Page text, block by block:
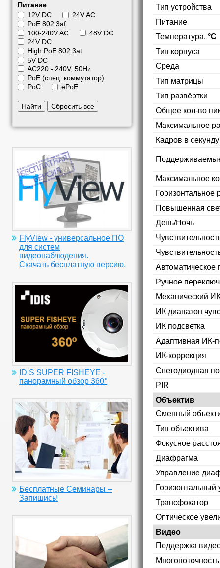
Питание
12V DC
24V AC
PoE 802.3af
100-240V AC
48V DC
24V DC
High PoE 802.3at
5V DC
АС220 - 240V, 50Hz
PoE (спец. коммутатор)
PoC
ePoE
Найти Сбросить все
FlyView - универсальное ПО
для систем
видеонаблюдения.
Скачать бесплатную версию.
IDIS SUPER FISHEYE -
панорамный обзор 360°
Бесплатные Семинары –
Запишись!
Тип устройства
Питание
Температура, °C
Тип корпуса
Среда
Тип матрицы
Тип развёртки
Общее кол-во
Максимальное
Кадров в
Максимальное
Горизонтальное
Повышенная
День/Ночь
Автоматическое
Ручное
Механический
ИК диапазон
ИК подсветка
Адаптивная ИК-
ИК-коррекция
Светодиодная
PIR
Объектив
Сменный
Тип объектива
Фокусное
Диафрагма
Управление
Горизонтальный
Трансфокатор
Оптическое
Видео
Поддержка
Многопоточность